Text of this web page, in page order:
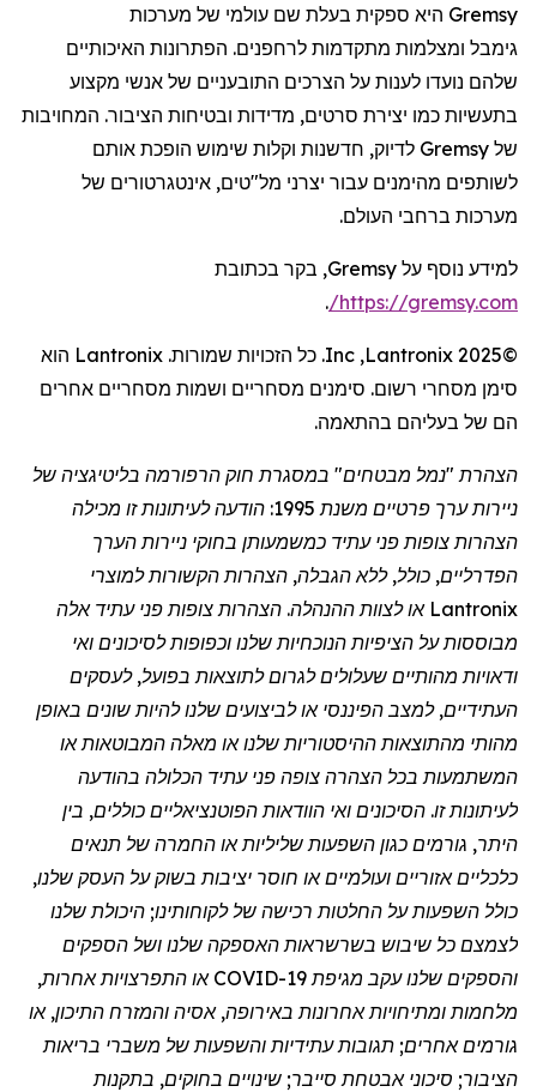
Gremsy היא ספקית בעלת שם עולמי של מערכות
גימבל ומצלמות מתקדמות לרחפנים. הפתרונות האיכותיים
שלהם נועדו לענות על הצרכים התובעניים של אנשי מקצוע
בתעשיות כמו יצירת סרטים, מדידות ובטיחות הציבור. המחויבות
של Gremsy לדיוק, חדשנות וקלות שימוש הופכת אותם
לשותפים מהימנים עבור יצרני מל"טים, אינטגרטורים של
מערכות ברחבי העולם.
למידע נוסף על Gremsy, בקר בכתובת
https://gremsy.com
/
.
©2025
Lantronix
,
Inc. כל הזכויות שמורות. Lantronix הוא
סימן מסחרי רשום. סימנים מסחריים ושמות מסחריים אחרים
הם של בעליהם בהתאמה.
הצהרת "נמל מבטחים" במסגרת חוק הרפורמה בליטיגציה של
ניירות ערך פרטיים משנת 1995: הודעה לעיתונות זו מכילה
הצהרות צופות פני עתיד כמשמעותן בחוקי ניירות הערך
הפדרליים, כולל, ללא הגבלה, הצהרות הקשורות למוצרי
Lantronix או לצוות ההנהלה. הצהרות צופות פני עתיד אלה
מבוססות על הציפיות הנוכחיות שלנו וכפופות לסיכונים ואי
ודאויות מהותיים שעלולים לגרום לתוצאות בפועל, לעסקים
העתידיים, למצב הפיננסי או לביצועים שלנו להיות שונים באופן
מהותי מהתוצאות ההיסטוריות שלנו או מאלה המבוטאות או
המשתמעות בכל הצהרה צופה פני עתיד הכלולה בהודעה
לעיתונות זו. הסיכונים ואי הוודאות הפוטנציאליים כוללים, בין
היתר, גורמים כגון השפעות שליליות או החמרה של תנאים
כלכליים אזוריים ועולמיים או חוסר יציבות בשוק על העסק שלנו,
כולל השפעות על החלטות רכישה של לקוחותינו; היכולת שלנו
לצמצם כל שיבוש בשרשראות האספקה שלנו ושל הספקים
והספקים שלנו עקב מגיפת
COVID-19 או התפרצויות אחרות,
מלחמות ומתיחויות אחרונות באירופה, אסיה והמזרח התיכון, או
גורמים אחרים; תגובות עתידיות והשפעות של משברי בריאות
הציבור; סיכוני אבטחת סייבר; שינויים בחוקים, בתקנות